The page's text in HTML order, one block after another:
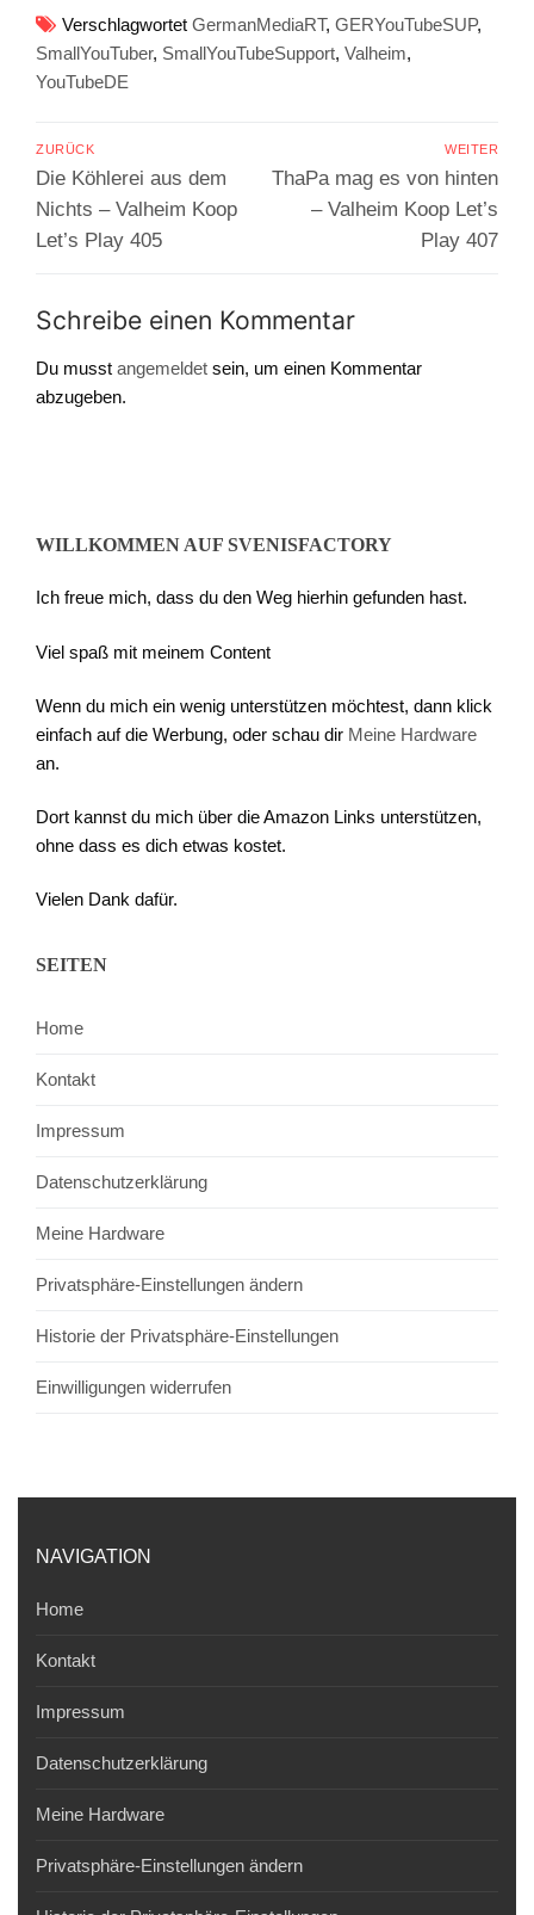
Verschlagwortet GermanMediaRT, GERYouTubeSUP,
SmallYouTuber, SmallYouTubeSupport, Valheim,
YouTubeDE
Beitragsnavigation
ZURÜCK
Vorheriger
Beitrag:
Die Köhlerei aus dem
Nichts – Valheim Koop
Let’s Play 405
WEITER
Nächster
Beitrag:
ThaPa mag es von hinten
– Valheim Koop Let’s
Play 407
Schreibe einen Kommentar
Du musst angemeldet sein, um einen Kommentar
abzugeben.
WILLKOMMEN AUF SVENISFACTORY
Ich freue mich, dass du den Weg hierhin gefunden hast.
Viel spaß mit meinem Content
Wenn du mich ein wenig unterstützen möchtest, dann klick
einfach auf die Werbung, oder schau dir Meine Hardware
an.
Dort kannst du mich über die Amazon Links unterstützen,
ohne dass es dich etwas kostet.
Vielen Dank dafür.
SEITEN
Home
Kontakt
Impressum
Datenschutzerklärung
Meine Hardware
Privatsphäre-Einstellungen ändern
Historie der Privatsphäre-Einstellungen
Einwilligungen widerrufen
NAVIGATION
Home
Kontakt
Impressum
Datenschutzerklärung
Meine Hardware
Privatsphäre-Einstellungen ändern